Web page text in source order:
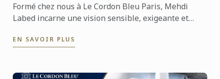
Formé chez nous à Le Cordon Bleu Paris, Mehdi
Labed incarne une vision sensible, exigeante et
inspirant, ...
EN SAVOIR PLUS